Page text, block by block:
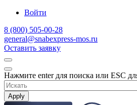
Войти
8 (800) 505-00-28
general@snabexpress-mos.ru
Оставить заявку
Нажмите enter для поиска или ESC
Apply